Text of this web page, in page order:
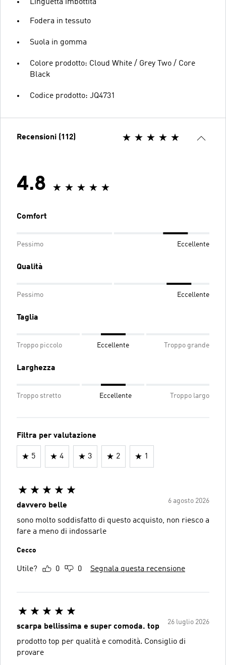
Linguetta imbottita
Fodera in tessuto
Suola in gomma
Colore prodotto: Cloud White / Grey Two / Core
Black
Codice prodotto: JQ4731
Recensioni (112)
4.8
Comfort
Pessimo Eccellente
Qualità
Pessimo Eccellente
Taglia
Troppo piccolo Eccellente Troppo grande
Larghezza
Troppo stretto Eccellente Troppo largo
Filtra per valutazione
5 4 3 2 1
6 agosto 2026
davvero belle
sono molto soddisfatto di questo acquisto, non riesco a
fare a meno di indossarle
Cecco
Utile? 0 0 Segnala questa recensione
26 luglio 2026
scarpa bellissima e super comoda. top
prodotto top per qualità e comodità. Consiglio di
provare